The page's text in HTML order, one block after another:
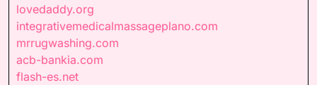
lovedaddy.org
integrativemedicalmassageplano.com
mrrugwashing.com
acb-bankia.com
flash-es.net